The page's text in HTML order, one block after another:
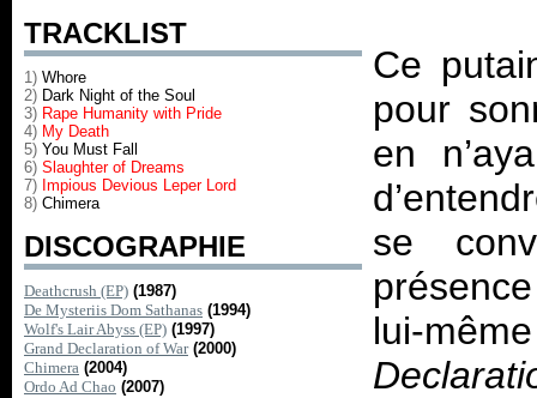
TRACKLIST
1) Whore
2) Dark Night of the Soul
3) Rape Humanity with Pride
4) My Death
5) You Must Fall
6) Slaughter of Dreams
7) Impious Devious Leper Lord
8) Chimera
DISCOGRAPHIE
Deathcrush (EP) (1987)
De Mysteriis Dom Sathanas (1994)
Wolf's Lair Abyss (EP) (1997)
Grand Declaration of War (2000)
Chimera (2004)
Ordo Ad Chao (2007)
Ce
pour
en
se
lui-